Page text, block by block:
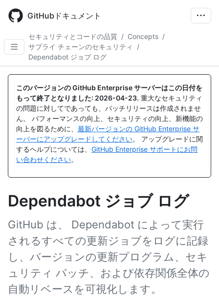
main
GitHubドキュメント
セキュリティとコードの品質 / Concepts /
サプライ チェーンのセキュリティ
/
Dependabot ジョブ ログ
このバージョンの GitHub Enterprise サーバーはこの日付を
もって終了となりました: 2026-04-23. 重大なセキュリティ
の問題に対してであっても、パッチリリースは作成されませ
ん。 パフォーマンスの向上、セキュリティの向上、新機能の
向上を図るために、 最新バージョンの GitHub Enterprise サ
ーバーにアップグレードしてください。 アップグレードに関
するヘルプについては、 GitHub Enterprise サポートにお問
い合わせください。
Dependabot ジョブ ログ
GitHub は、 Dependabot によって実行
されるすべての更新ジョブをログに記録
し、バージョンの更新プログラム、セキ
ュリティ パッチ、および依存関係全体の
自動リベースを可視化します。